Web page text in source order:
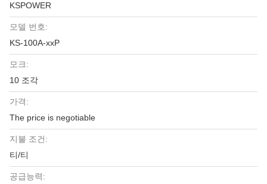
KSPOWER
모델 번호:
KS-100A-xxP
모크:
10 조각
가격:
The price is negotiable
지불 조건:
티/티
공급능력: